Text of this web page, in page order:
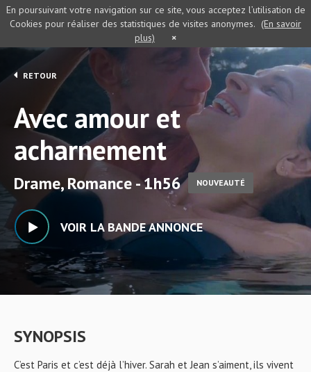
RETOUR
Avec amour et
acharnement
Drame, Romance - 1h56 NOUVEAUTÉ
VOIR LA BANDE ANNONCE
SYNOPSIS
C’est Paris et c’est déjà l’hiver. Sarah et Jean s’aiment, ils vivent
En poursuivant votre navigation sur ce site, vous acceptez l’utilisation de
Cookies pour réaliser des statistiques de visites anonymes. (En savoir
plus)
×